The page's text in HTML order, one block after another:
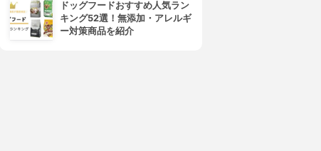
ドッグフードおすすめ人気ラン
キング52選！無添加・アレルギ
ー対策商品を紹介